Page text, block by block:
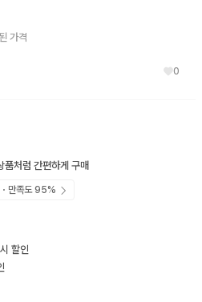
가격
0
품처럼 간편하게 구매
・만족도95%
할인